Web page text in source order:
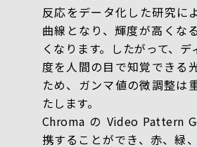
反応をデータ化した研究に
曲線となり、輝度が高くな
くなります。したがって、
度を人間の目で知覚できる
ため、ガンマ値の微調整は
たします。
Chroma の Video Pattern
携することができ、赤、緑